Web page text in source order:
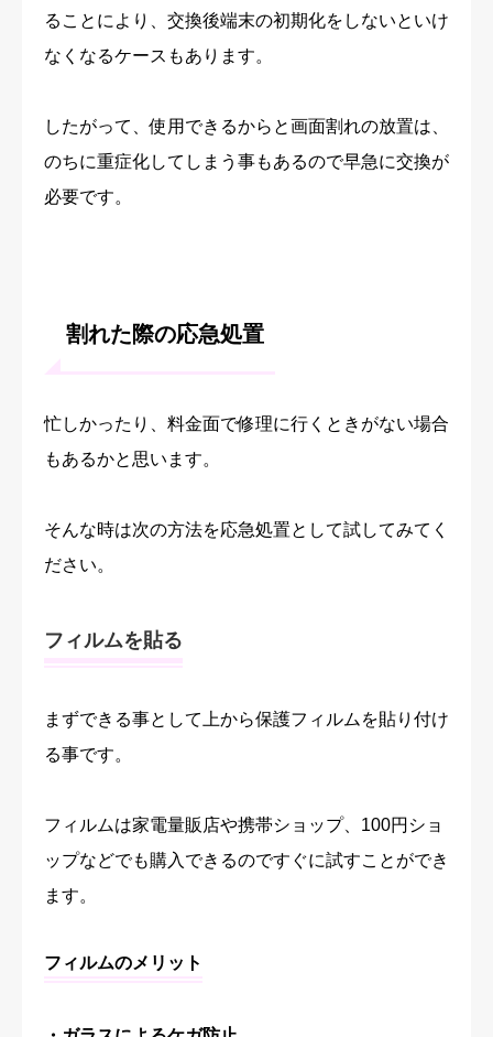
ることにより、交換後端末の初期化をしないといけ
なくなるケースもあります。
したがって、使用できるからと画面割れの放置は、
のちに重症化してしまう事もあるので早急に交換が
必要です。
割れた際の応急処置
忙しかったり、料金面で修理に行くときがない場合
もあるかと思います。
そんな時は次の方法を応急処置として試してみてく
ださい。
フィルムを貼る
まずできる事として上から保護フィルムを貼り付け
る事です。
フィルムは家電量販店や携帯ショップ、100円ショ
ップなどでも購入できるのですぐに試すことができ
ます。
フィルムのメリット